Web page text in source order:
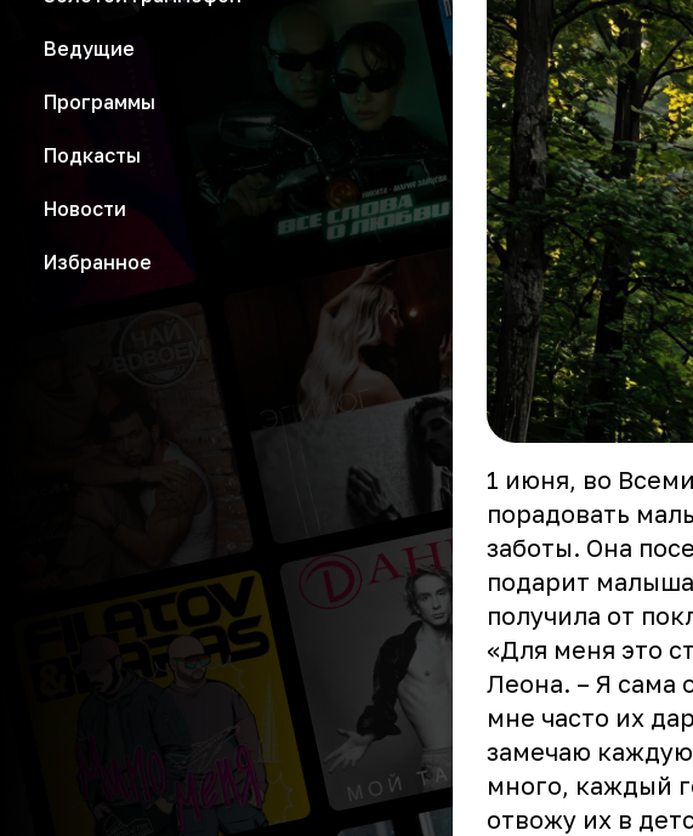
Ведущие
Программы
Подкасты
Новости
Избранное
1 июня, во
порадовать
заботы. Она
подарит
получила от
«Для меня это
Леона. – Я сама
мне часто их
замечаю каждую
много, каждый
отвожу их в